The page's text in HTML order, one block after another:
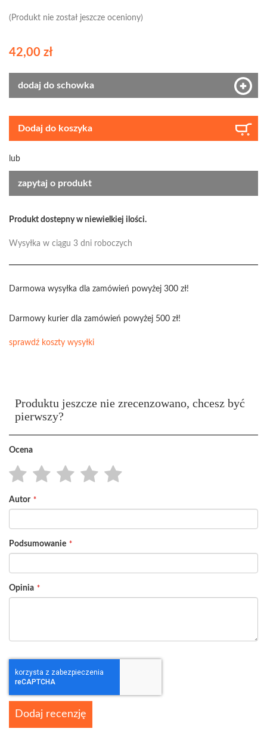
(Produkt nie został jeszcze oceniony)
42,00 zł
dodaj do schowka
Dodaj do koszyka
lub
zapytaj o produkt
Produkt dostepny w niewielkiej ilości.
Wysyłka w ciągu 3 dni roboczych
Darmowa wysyłka dla zamówień powyżej 300 zł!
Darmowy kurier dla zamówień powyżej 500 zł!
sprawdź koszty wysyłki
Produktu jeszcze nie zrecenzowano, chcesz być
pierwszy?
Ocena
star
stars
stars
stars
stars
Autor
Podsumowanie
Opinia
Dodaj recenzję